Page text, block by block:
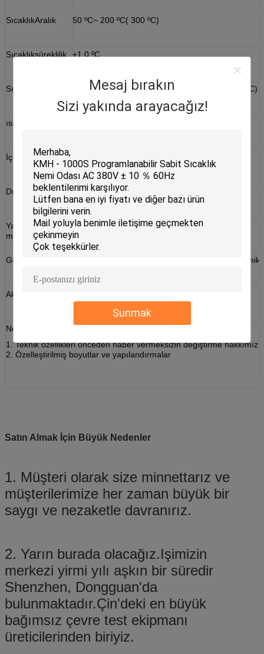
Mesaj bırakın
Sizi yakında arayacağız!
Sunmak
SıcaklıkAralık 50 ºC~ 200 ºC( 300 ºC)
Sıcaklıksüreklilik ±1,0 ºC
Sıcaklıktekdüzelik ±2,0 ºC( 50 ºC~ 200ºC ) ±3,0 ºC( 101 ºC~ 200 ºC)
ısınma süresi
İç malzeme
Dış malzeme Boyalı Paslanmaz çelik levha
Yalıtım
malzemesi
Cam yünü
Güvenlik cihazları Sigorta kesici yok, aşırı sıcaklık koruması, seramik
Aksesuarlar
Not:
1. Teknik özellikleri önceden haber vermeksizin değiştirme hakkımız
2. Özelleştirilmiş boyutlar ve yapılandırmalar
Satın Almak İçin Büyük Nedenler
1. Müşteri olarak size minnettarız ve
müşterilerimize her zaman büyük bir
saygı ve nezaketle davranırız.
2. Yarın burada olacağız.Işimizin
merkezi yirmi yılı aşkın bir süredir
Shenzhen, Dongguan'da
bulunmaktadır.Çin'deki en büyük
bağımsız çevre test ekipmanı
üreticilerinden biriyiz.